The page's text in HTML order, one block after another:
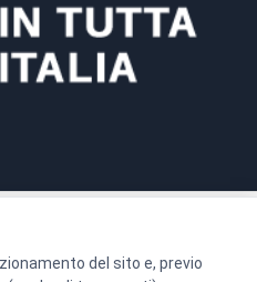
SSL a 128 bit
del sito e, previo